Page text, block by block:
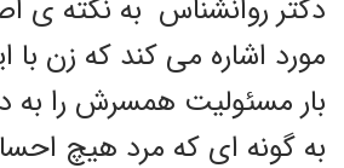
دکتر روانشناس به نکته ی
مورد اشاره می کند که زن با
بار مسئولیت همسرش را
به گونه ای که مرد هیچ